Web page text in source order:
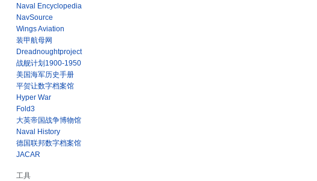
Naval Encyclopedia
NavSource
Wings Aviation
装甲航母网
Dreadnoughtproject
战舰计划1900-1950
美国海军历史手册
平贺让数字档案馆
Hyper War
Fold3
大英帝国战争博物馆
Naval History
德国联邦数字档案馆
JACAR
工具